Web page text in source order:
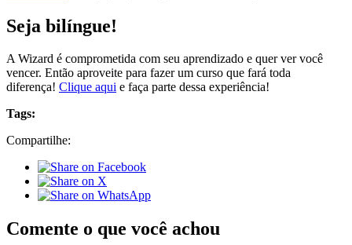
Seja bilíngue!
A Wizard é comprometida com seu aprendizado e quer ver você
vencer. Então aproveite para fazer um curso que fará toda
diferença! Clique aqui e faça parte dessa experiência!
Tags:
Compartilhe:
Comente o que você achou